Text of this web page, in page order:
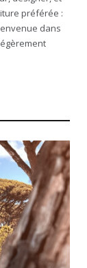
préférée :
dans